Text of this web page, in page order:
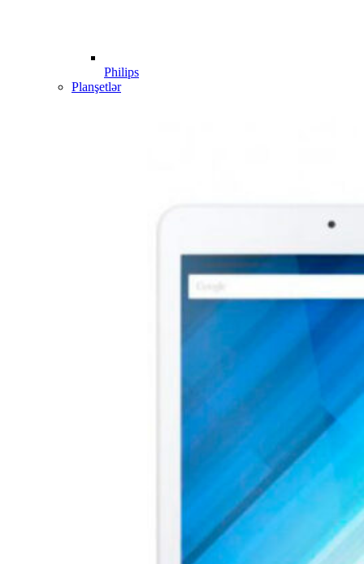
Philips
Planşetlər